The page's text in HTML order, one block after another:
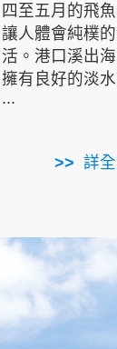
四至五月的飛魚
讓人體會純樸
活。港口溪出海
擁有良好的淡
...
詳